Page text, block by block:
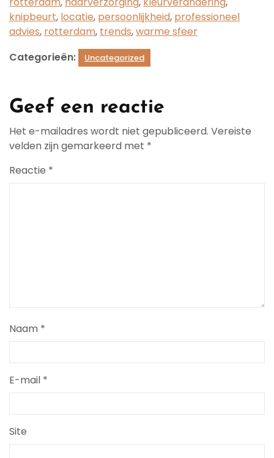
knipbeurt, locatie, persoonlijkheid, professioneel
advies, rotterdam, trends,warme sfeer
Categorieën:
Uncategorized
Geef een reactie
Het e-mailadres wordt niet gepubliceerd. Vereiste
velden zijn gemarkeerd met *
Reactie *
Naam *
E-mail *
Site